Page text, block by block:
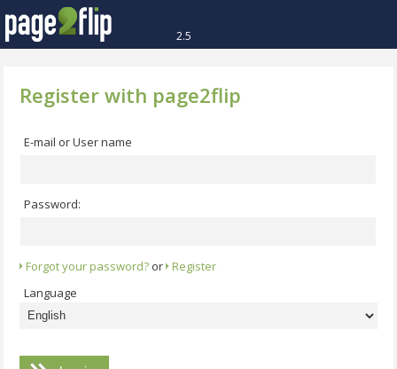
2.5
Register with page2flip
E-mail or User name
Password:
Forgot your password? or Register
Language